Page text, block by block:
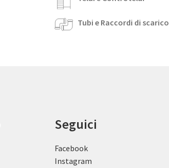
Tubi e Raccordi di scarico
Seguici
Facebook
Instagram